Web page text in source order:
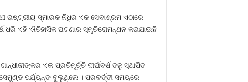
ସ୍ମାରକ ନିଧିର ଏକ ସେବାଶ୍ରମ ଏଠାରେ
ଧରି ଏହି ଐତିହାସିକ ଘଟଣାର ସ୍ମୃତିରୋମନ୍ଥନ କରାଯାଉଛି
ଏକ ପ୍ରତିମୂର୍ତ୍ତି ଦୀର୍ଘବର୍ଷ ତଳୁ ସ୍ଥାପିତ
ପର୍ଯ୍ୟନ୍ତ ବୁଲୁଥିଲେ । ପରବର୍ତ୍ତୀ ସମୟରେ